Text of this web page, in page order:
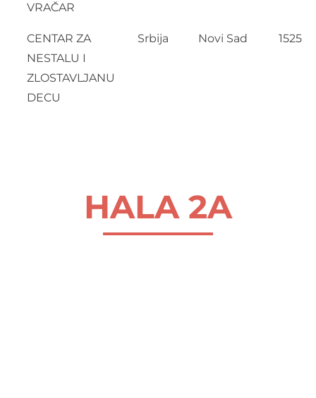
VRAČAR
CENTAR ZA
NESTALU I
ZLOSTAVLJANU
DECU
Srbija Novi Sad 1525
HALA 2A